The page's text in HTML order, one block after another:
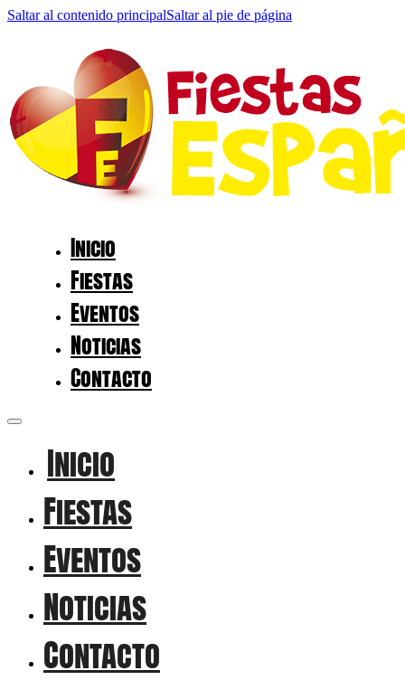
Saltar al contenido principalSaltar al pie de página
Inicio
Fiestas
Eventos
Noticias
Contacto
Inicio
Fiestas
Eventos
Noticias
Contacto